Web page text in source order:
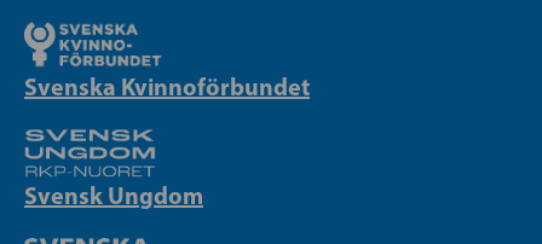
Svenska Kvinnoförbundet
Svensk Ungdom